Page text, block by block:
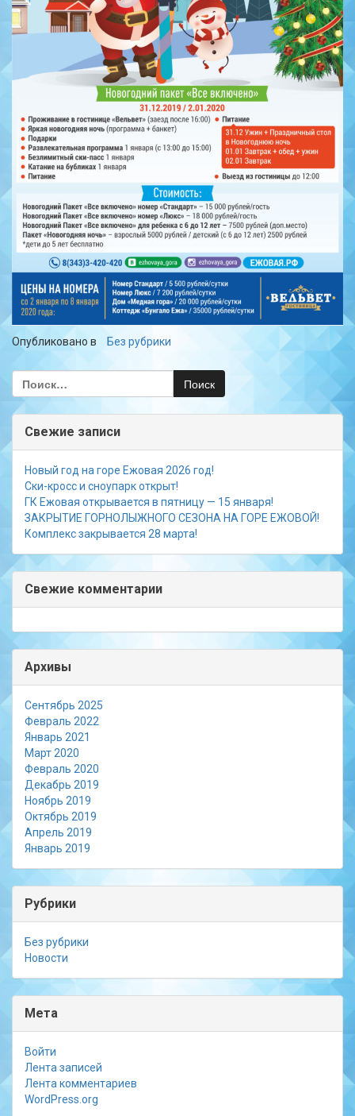
Опубликовано в Без рубрики
Найти:
Свежие записи
Новый год на горе Ежовая 2026 год!
Ски-кросс и сноупарк открыт!
ГК Ежовая открывается в пятницу — 15 января!
ЗАКРЫТИЕ ГОРНОЛЫЖНОГО СЕЗОНА НА ГОРЕ ЕЖОВОЙ!
Комплекс закрывается 28 марта!
Свежие комментарии
Архивы
Сентябрь 2025
Февраль 2022
Январь 2021
Март 2020
Февраль 2020
Декабрь 2019
Ноябрь 2019
Октябрь 2019
Апрель 2019
Январь 2019
Рубрики
Без рубрики
Новости
Мета
Войти
Лента записей
Лента комментариев
WordPress.org